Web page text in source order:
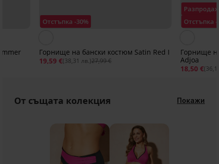
Отстъпка -30%
Горнище на бански костюм Satin Red I
19,59 €(38,31 лв.)27,99 €
Отстъпка -
Горнище
Adjoa
18,50 €
От същата колекция Покажи